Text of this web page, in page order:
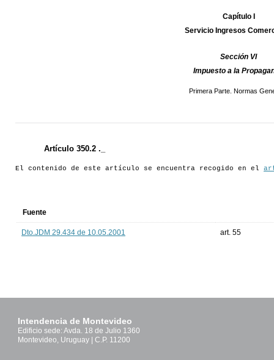
Capítulo I
Servicio Ingresos
Sección VI
Impuesto a la
Primera Parte. Normas
Artículo 350.2 ._
El contenido de este artículo se encuentra recogido en el
Fuente
Dto.JDM 29.434 de 10.05.2001 art. 55
Intendencia de Montevideo
Edificio sede: Avda. 18 de Julio 1360
Montevideo, Uruguay | C.P. 11200